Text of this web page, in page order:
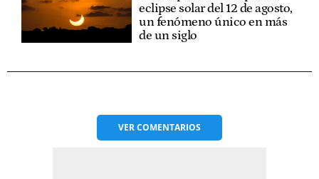
eclipse solar del 12 de agosto,
un fenómeno único en más
de un siglo
VERCOMENTARIOS